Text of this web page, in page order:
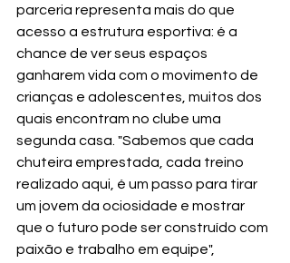
parceria representa mais do que
acesso a estrutura esportiva: é a
chance de ver seus espaços
ganharem vida com o movimento de
crianças e adolescentes, muitos dos
quais encontram no clube uma
segunda casa. "Sabemos que cada
chuteira emprestada, cada treino
realizado aqui, é um passo para tirar
um jovem da ociosidade e mostrar
que o futuro pode ser construído com
paixão e trabalho em equipe",